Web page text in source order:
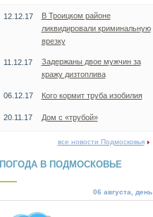
12.12.17
В Троицком районе
ликвидировали криминальную
врезку
11.12.17
Задержаны двое мужчин за
кражу дизтоплива
06.12.17 Кого кормит труба изобилия
20.11.17 Дом с «трубой»
все новости Подмосковья
ПОГОДА В ПОДМОСКОВЬЕ
06 августа, день